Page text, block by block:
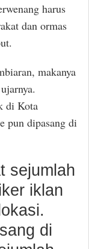
harus
dan ormas
makanya
di Kota
pun dipasang di
sejumlah
iklan
di